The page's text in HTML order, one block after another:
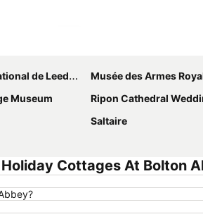
Leeds-Bradford
Musée des Armes
Museum
Ripon Cathedral
Saltaire
Cottages At Bolton